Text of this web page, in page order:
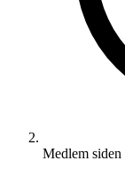
Medlem siden